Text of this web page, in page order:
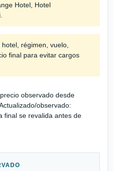
Hotel, Hotel
hotel, régimen, vuelo,
final para evitar cargos
precio observado desde
observado:
final se revalida antes de